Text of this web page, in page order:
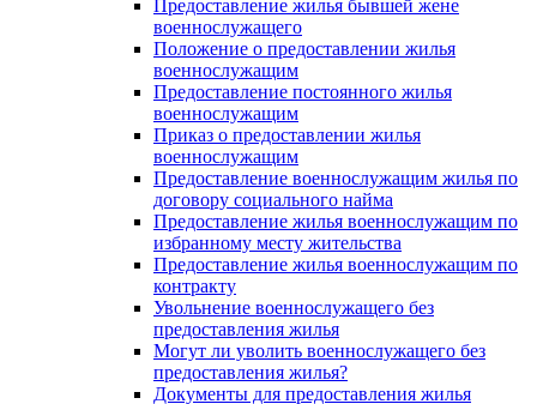
Предоставление жилья бывшей жене
военнослужащего
Положение о предоставлении жилья
военнослужащим
Предоставление постоянного жилья
военнослужащим
Приказ о предоставлении жилья
военнослужащим
Предоставление военнослужащим жилья по
договору социального найма
Предоставление жилья военнослужащим по
избранному месту жительства
Предоставление жилья военнослужащим по
контракту
Увольнение военнослужащего без
предоставления жилья
Могут ли уволить военнослужащего без
предоставления жилья?
Документы для предоставления жилья